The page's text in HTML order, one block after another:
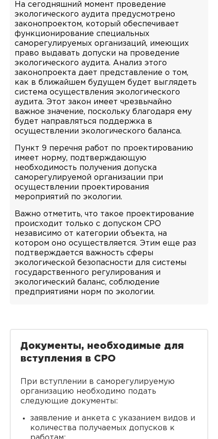
На сегодняшний момент проведение
экологического аудита предусмотрено
законопроектом, который обеспечивает
функционирование специальных
саморегулируемых организаций, имеющих
право выдавать допуски на проведение
экологического аудита. Анализ этого
законопроекта дает представление о том,
как в ближайшем будущем будет выглядеть
система осуществления экологического
аудита. Этот закон имеет чрезвычайно
важное значение, поскольку благодаря ему
будет направляться поддержка в
осуществлении экологического баланса.
Пункт 9 перечня работ по проектированию
имеет норму, подтверждающую
необходимость получения допуска
саморегулируемой организации при
осуществлении проектирования
мероприятий по экологии.
Важно отметить, что такое проектирование
происходит только с допуском СРО
независимо от категории объекта, на
котором оно осуществляется. Этим еще раз
подтверждается важность сферы
экологической безопасности для системы
государственного регулирования и
экологический баланс, соблюдение
предприятиями норм по экологии.
Документы, необходимые для
вступления в СРО
При вступлении в саморегулируемую
организацию необходимо подать
следующие документы:
заявление и анкета с указанием видов и
количества получаемых допусков к